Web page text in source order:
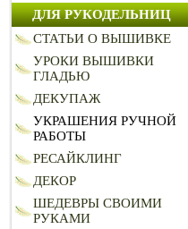
ДЛЯ РУКОДЕЛЬНИЦ
СТАТЬИ О ВЫШИВКЕ
УРОКИ ВЫШИВКИ
ГЛАДЬЮ
ДЕКУПАЖ
УКРАШЕНИЯ РУЧНОЙ
РАБОТЫ
РЕСАЙКЛИНГ
ДЕКОР
ШЕДЕВРЫ СВОИМИ
РУКАМИ